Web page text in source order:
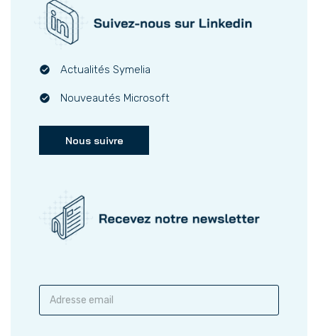
Actualités Symelia
Nouveautés Microsoft
Nous suivre
S
i